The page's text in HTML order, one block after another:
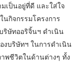
เป็นอยู่ที่ดี และใส่ใจ
กิจกรรมโครงการ
ริษัทออริจิ้นฯ ดำเนิน
งบริษัทฯ ในการดำเนิน
พชีวิตในด้านต่างๆ ทั้ง